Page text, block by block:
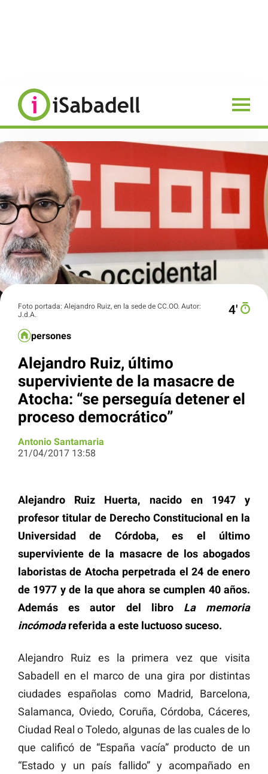
Foto portada: Alejandro Ruiz, en la sede de CC.OO. Autor:
J.d.A.
4′
persones
Alejandro Ruiz, último
superviviente de la masacre de
Atocha: “se perseguía detener el
proceso democrático”
Antonio Santamaria
21/04/2017 13:58
Alejandro Ruiz Huerta, nacido en 1947 y
profesor titular de Derecho Constitucional en la
Universidad de Córdoba, es el último
superviviente de la masacre de los abogados
laboristas de Atocha perpetrada el 24 de enero
de 1977 y de la que ahora se cumplen 40 años.
Además es autor del libro La memoria
incómodareferida a este luctuoso suceso.
Alejandro Ruiz es la primera vez que visita
Sabadell en el marco de una gira por distintas
ciudades españolas como Madrid, Barcelona,
Salamanca, Oviedo, Coruña, Córdoba, Cáceres,
Ciudad Real o Toledo, algunas de las cuales de lo
que calificó de “España vacía” producto de un
“Estado y un país fallido” y acompañado en